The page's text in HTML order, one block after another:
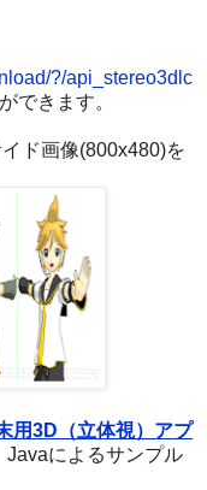
?/api_stereo3dlc
できます。
ド画像(800x480)を
用3D（立体視）アプ
Javaによるサンプル